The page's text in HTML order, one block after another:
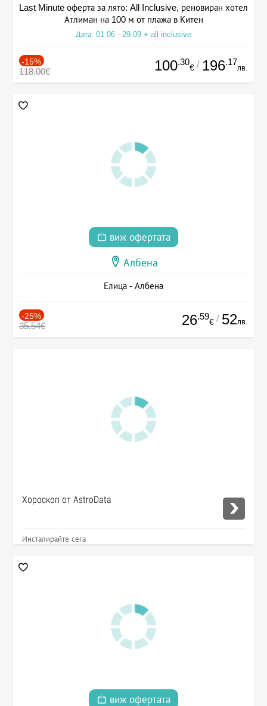
Last Minute оферта за лято: All Inclusive, реновиран хотел
Атлиман на 100 м от плажа в Китен
Дата: 01.06 - 29.09 + all inclusive
-15%
118.00€ 100.30
€ / 196.17
лв.
виж офертата
Албена
Елица - Албена
-25%
35.54€ 26.59
€ / 52лв.
Хороскоп от AstroData
Инсталирайте сега
виж офертата